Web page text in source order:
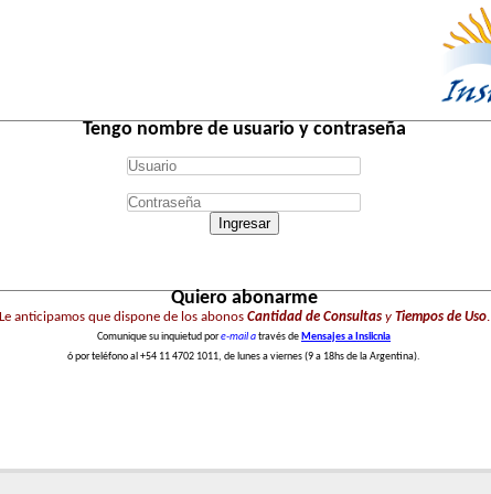
Tengo nombre de usuario y contraseña
Ingresar
Quiero abonarme
Le anticipamos que dispone de los abonos Cantidad de Consultasy Tiempos de Uso.
Comunique su inquietud pore-mail através deMensajes a Insiicnia
ó por teléfono al +54 11 4702 1011, de lunes a viernes (9 a 18hs de la Argentina).